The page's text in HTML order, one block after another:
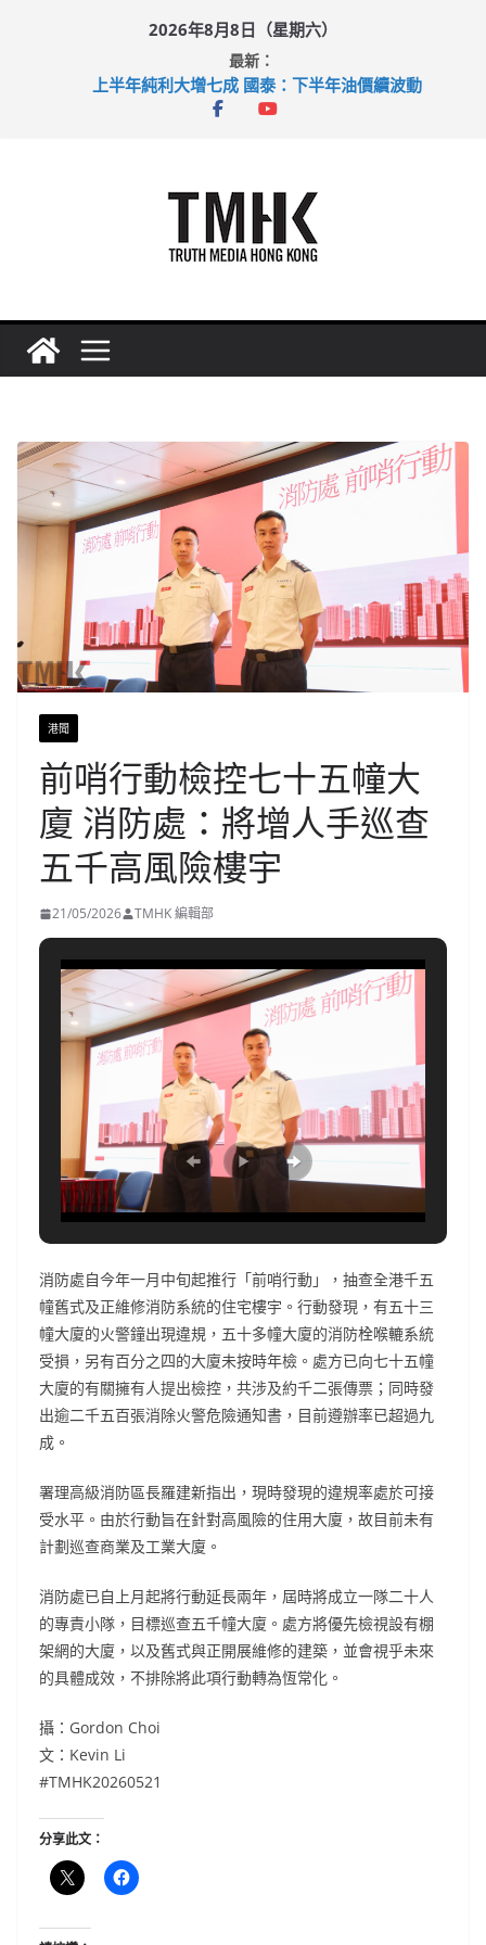
2026年8月8日（星期六）
最新：
上半年純利大增七成 國泰：下半年油價續波動
拜仁熱身賽挫維拉 啟德主場館奪錦標
港聞
前哨行動檢控七十五幢大
廈 消防處：將增人手巡查
五千高風險樓宇
21/05/2026 TMHK 編輯部
消防處自今年一月中旬起推行「前哨行動」，抽查全港千五
幢舊式及正維修消防系統的住宅樓宇。行動發現，有五十三
幢大廈的火警鐘出現違規，五十多幢大廈的消防栓喉轆系統
受損，另有百分之四的大廈未按時年檢。處方已向七十五幢
大廈的有關擁有人提出檢控，共涉及約千二張傳票；同時發
出逾二千五百張消除火警危險通知書，目前遵辦率已超過九
成。
署理高級消防區長羅建新指出，現時發現的違規率處於可接
受水平。由於行動旨在針對高風險的住用大廈，故目前未有
計劃巡查商業及工業大廈。
消防處已自上月起將行動延長兩年，屆時將成立一隊二十人
的專責小隊，目標巡查五千幢大廈。處方將優先檢視設有棚
架網的大廈，以及舊式與正開展維修的建築，並會視乎未來
的具體成效，不排除將此項行動轉為恆常化。
攝：Gordon Choi
文：Kevin Li
#TMHK20260521
分享此文：